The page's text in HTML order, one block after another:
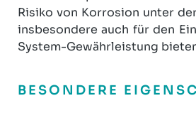
Risiko von Korrosion unter
insbesondere auch für den
System-Gewährleistung
BESONDERE